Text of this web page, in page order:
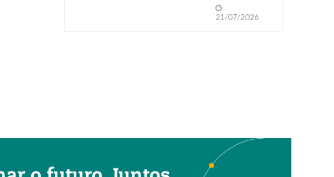
21/07/2026